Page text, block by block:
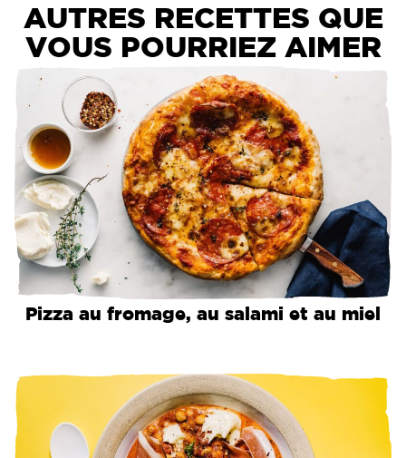
AUTRES RECETTES QUE
VOUS POURRIEZ AIMER
Pizza au fromage, au salami et au miel